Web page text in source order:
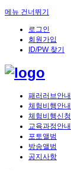
메뉴 건너뛰기
로그인
회원가입
ID/PW 찾기
패러러브안내
체험비행안내
체험비행신청
교육과정안내
포토앨범
방송앨범
공지사항